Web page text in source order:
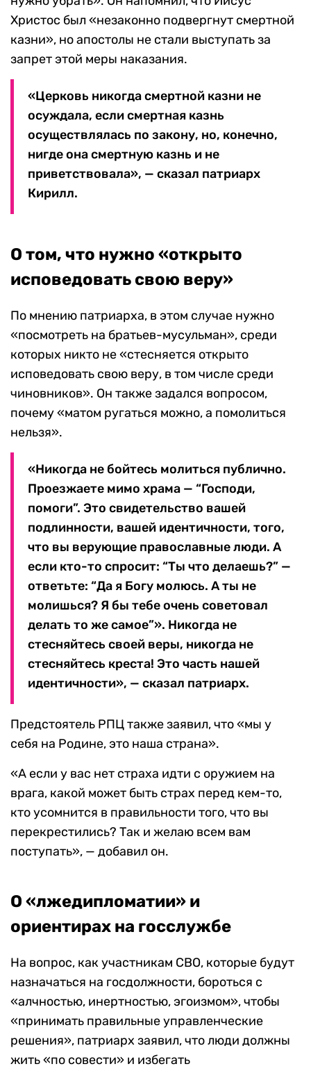
Христос был «незаконно подвергнут смертной
казни», но апостолы не стали выступать за
запрет этой меры наказания.
«Церковь никогда смертной казни не
осуждала, если смертная казнь
осуществлялась по закону, но, конечно,
нигде она смертную казнь и не
приветствовала», — сказал патриарх
Кирилл.
О том, что нужно «открыто
исповедовать свою веру»
По мнению патриарха, в этом случае нужно
«посмотреть на братьев-мусульман», среди
которых никто не «стесняется открыто
исповедовать свою веру, в том числе среди
чиновников». Он также задался вопросом,
почему «матом ругаться можно, а помолиться
нельзя».
«Никогда не бойтесь молиться публично.
Проезжаете мимо храма — “Господи,
помоги”. Это свидетельство вашей
подлинности, вашей идентичности, того,
что вы верующие православные люди. А
если кто-то спросит: “Ты что делаешь?” —
ответьте: “Да я Богу молюсь. А ты не
молишься? Я бы тебе очень советовал
делать то же самое”». Никогда не
стесняйтесь своей веры, никогда не
стесняйтесь креста! Это часть нашей
идентичности», — сказал патриарх.
Предстоятель РПЦ также заявил, что «мы у
себя на Родине, это наша страна».
«А если у вас нет страха идти с оружием на
врага, какой может быть страх перед кем-то,
кто усомнится в правильности того, что вы
перекрестились? Так и желаю всем вам
поступать», — добавил он.
О «лжедипломатии» и
ориентирах на госслужбе
На вопрос, как участникам СВО, которые будут
назначаться на госдолжности, бороться с
«алчностью, инертностью, эгоизмом», чтобы
«принимать правильные управленческие
решения», патриарх заявил, что люди должны
жить «по совести» и избегать